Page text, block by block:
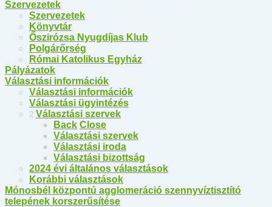
Szervezetek
Szervezetek
Könyvtár
Őszirózsa Nyugdíjas Klub
Polgárőrség
Római Katolikus Egyház
Pályázatok
Választási információk
Választási információk
Választási ügyintézés
2 Választási szervek
Back Close
Választási szervek
Választási iroda
Választási bizottság
2024 évi általános választások
Korábbi választások
Mónosbél központú agglomeráció szennyvíztisztító
telepének korszerűsítése